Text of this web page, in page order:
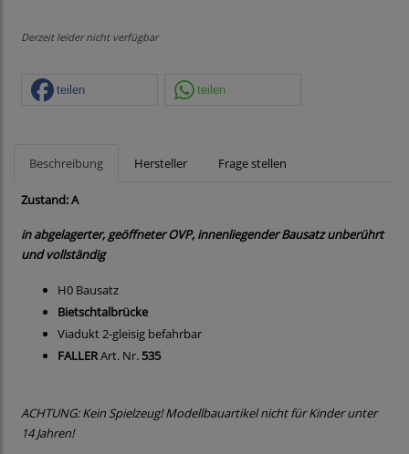
Derzeit leider nicht verfügbar
teilen teilen
Beschreibung Hersteller Frage stellen
Zustand: A
in abgelagerter, geöffneter OVP, innenliegender Bausatz unberührt
und vollständig
H0 Bausatz
Bietschtalbrücke
Viadukt 2-gleisig befahrbar
FALLERArt. Nr. 535
ACHTUNG: Kein Spielzeug! Modellbauartikel nicht für Kinder unter
14 Jahren!